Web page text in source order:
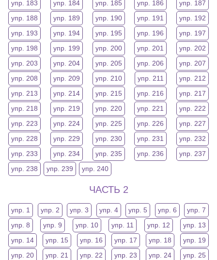
упр. 183
упр. 184 упр. 185 упр. 186
упр. 187
упр. 188
упр. 189 упр. 190 упр. 191
упр. 192
упр. 193
упр. 194 упр. 195 упр. 196
упр. 197
упр. 198
упр. 199 упр. 200 упр. 201
упр. 202
упр. 203
упр. 204 упр. 205 упр. 206
упр. 207
упр. 208
упр. 209 упр. 210 упр. 211
упр. 212
упр. 213
упр. 214 упр. 215 упр. 216
упр. 217
упр. 218
упр. 219 упр. 220 упр. 221
упр. 222
упр. 223
упр. 224 упр. 225 упр. 226
упр. 227
упр. 228
упр. 229 упр. 230 упр. 231
упр. 232
упр. 233
упр. 234 упр. 235 упр. 236
упр. 237
упр. 238
упр. 239 упр. 240
ЧАСТЬ 2
упр. 1 упр. 2 упр. 3 упр. 4 упр. 5 упр. 6
упр. 7
упр. 8
упр. 9 упр. 10 упр. 11 упр. 12
упр. 13
упр. 14
упр. 15 упр. 16 упр. 17 упр. 18
упр. 19
упр. 20
упр. 21 упр. 22 упр. 23 упр. 24
упр. 25